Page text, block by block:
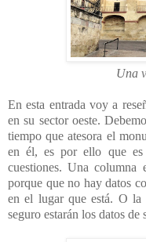
Una
En esta entrada voy a
en su sector oeste.
tiempo que atesora el
en él, es por ello que es
cuestiones. Una columna
porque que no hay datos
en el lugar que está. O la
seguro estarán los datos